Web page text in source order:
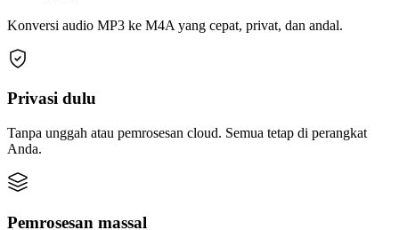
Konversi audio MP3 ke M4A yang cepat, privat, dan andal.
Privasi dulu
Tanpa unggah atau pemrosesan cloud. Semua tetap di perangkat
Anda.
Pemrosesan massal